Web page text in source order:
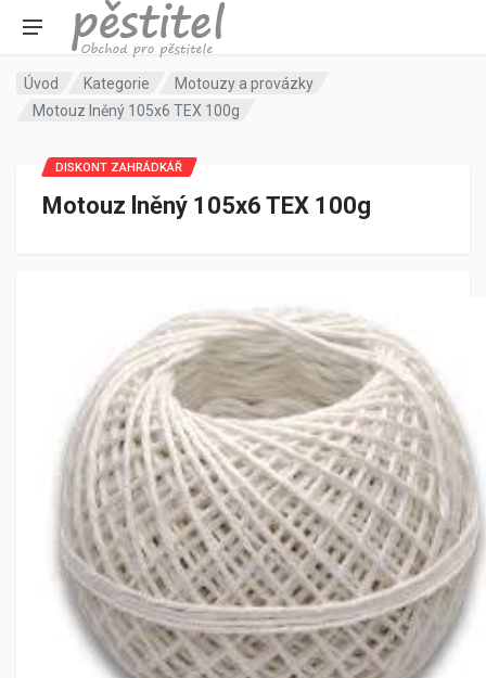
Úvod Kategorie
Motouzy a provázky
Motouz lněný 105x6 TEX 100g
Motouz lněný 105x6 TEX 100g
DISKONT ZAHRÁDKÁŘ